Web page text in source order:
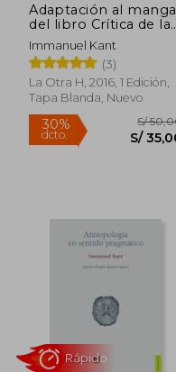
Adaptación al manga
del libro Crítica de la
razón pura de
Immanuel Kant
Immanuel Kant
(3)
La Otra H, 2016, 1 Edición,
Tapa Blanda, Nuevo
30%
Rápido